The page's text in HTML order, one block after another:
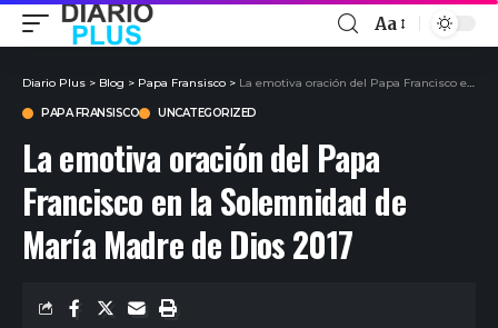
Aa
Diario Plus > Blog > Papa Fransisco > La emotiva oración del Papa Francisco en la Solemnidad de María Madre de Dios 2017
PAPA FRANSISCO UNCATEGORIZED
La emotiva oración del Papa
Francisco en la Solemnidad de
María Madre de Dios 2017